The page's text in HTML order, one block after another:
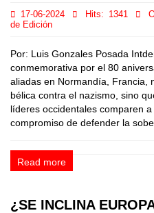
17-06-2024 Hits: 1341
de Edición
Por: Luis Gonzales Posada
conmemorativa por el 80
aliadas en Normandía, Francia,
bélica contra el nazismo, sino
líderes occidentales comparen
compromiso de defender la
Read more
¿SE INCLINA